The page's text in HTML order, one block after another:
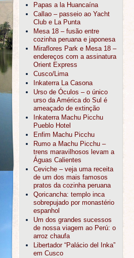
Papas a la Huancaína
Callao – passeio ao Yacht
Club e La Punta
Mesa 18 – fusão entre
cozinha peruana e japonesa
Miraflores Park e Mesa 18 –
endereços com a assinatura
Orient Express
Cusco/Lima
Inkaterra La Casona
Urso de Óculos – o único
urso da América do Sul é
ameaçado de extinção
Inkaterra Machu Picchu
Pueblo Hotel
Enfim Machu Picchu
Rumo a Machu Picchu –
trens maravilhosos levam a
Águas Calientes
Ceviche – veja uma receita
de um dos mais famosos
pratos da cozinha peruana
Qoricancha: templo inca
sobrepujado por monastério
espanhol
Um dos grandes sucessos
de nossa viagem ao Perú: o
arroz chaufa
Libertador “Palácio del Inka”
em Cusco